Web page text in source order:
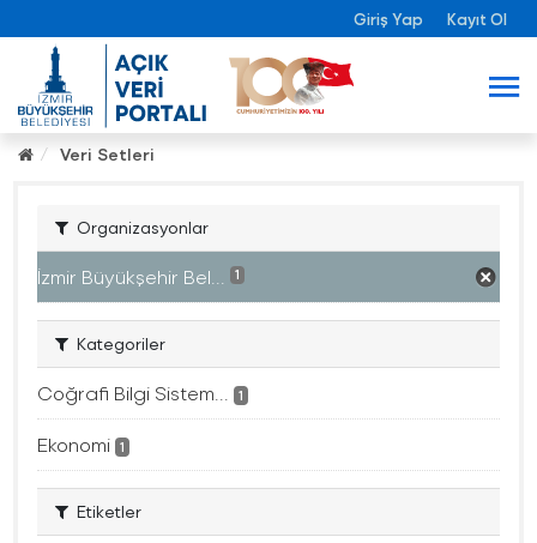
Giriş Yap Kayıt Ol
Veri Setleri
Organizasyonlar
İzmir Büyükşehir Bel... 1
Kategoriler
Coğrafi Bilgi Sistem... 1
Ekonomi 1
Etiketler